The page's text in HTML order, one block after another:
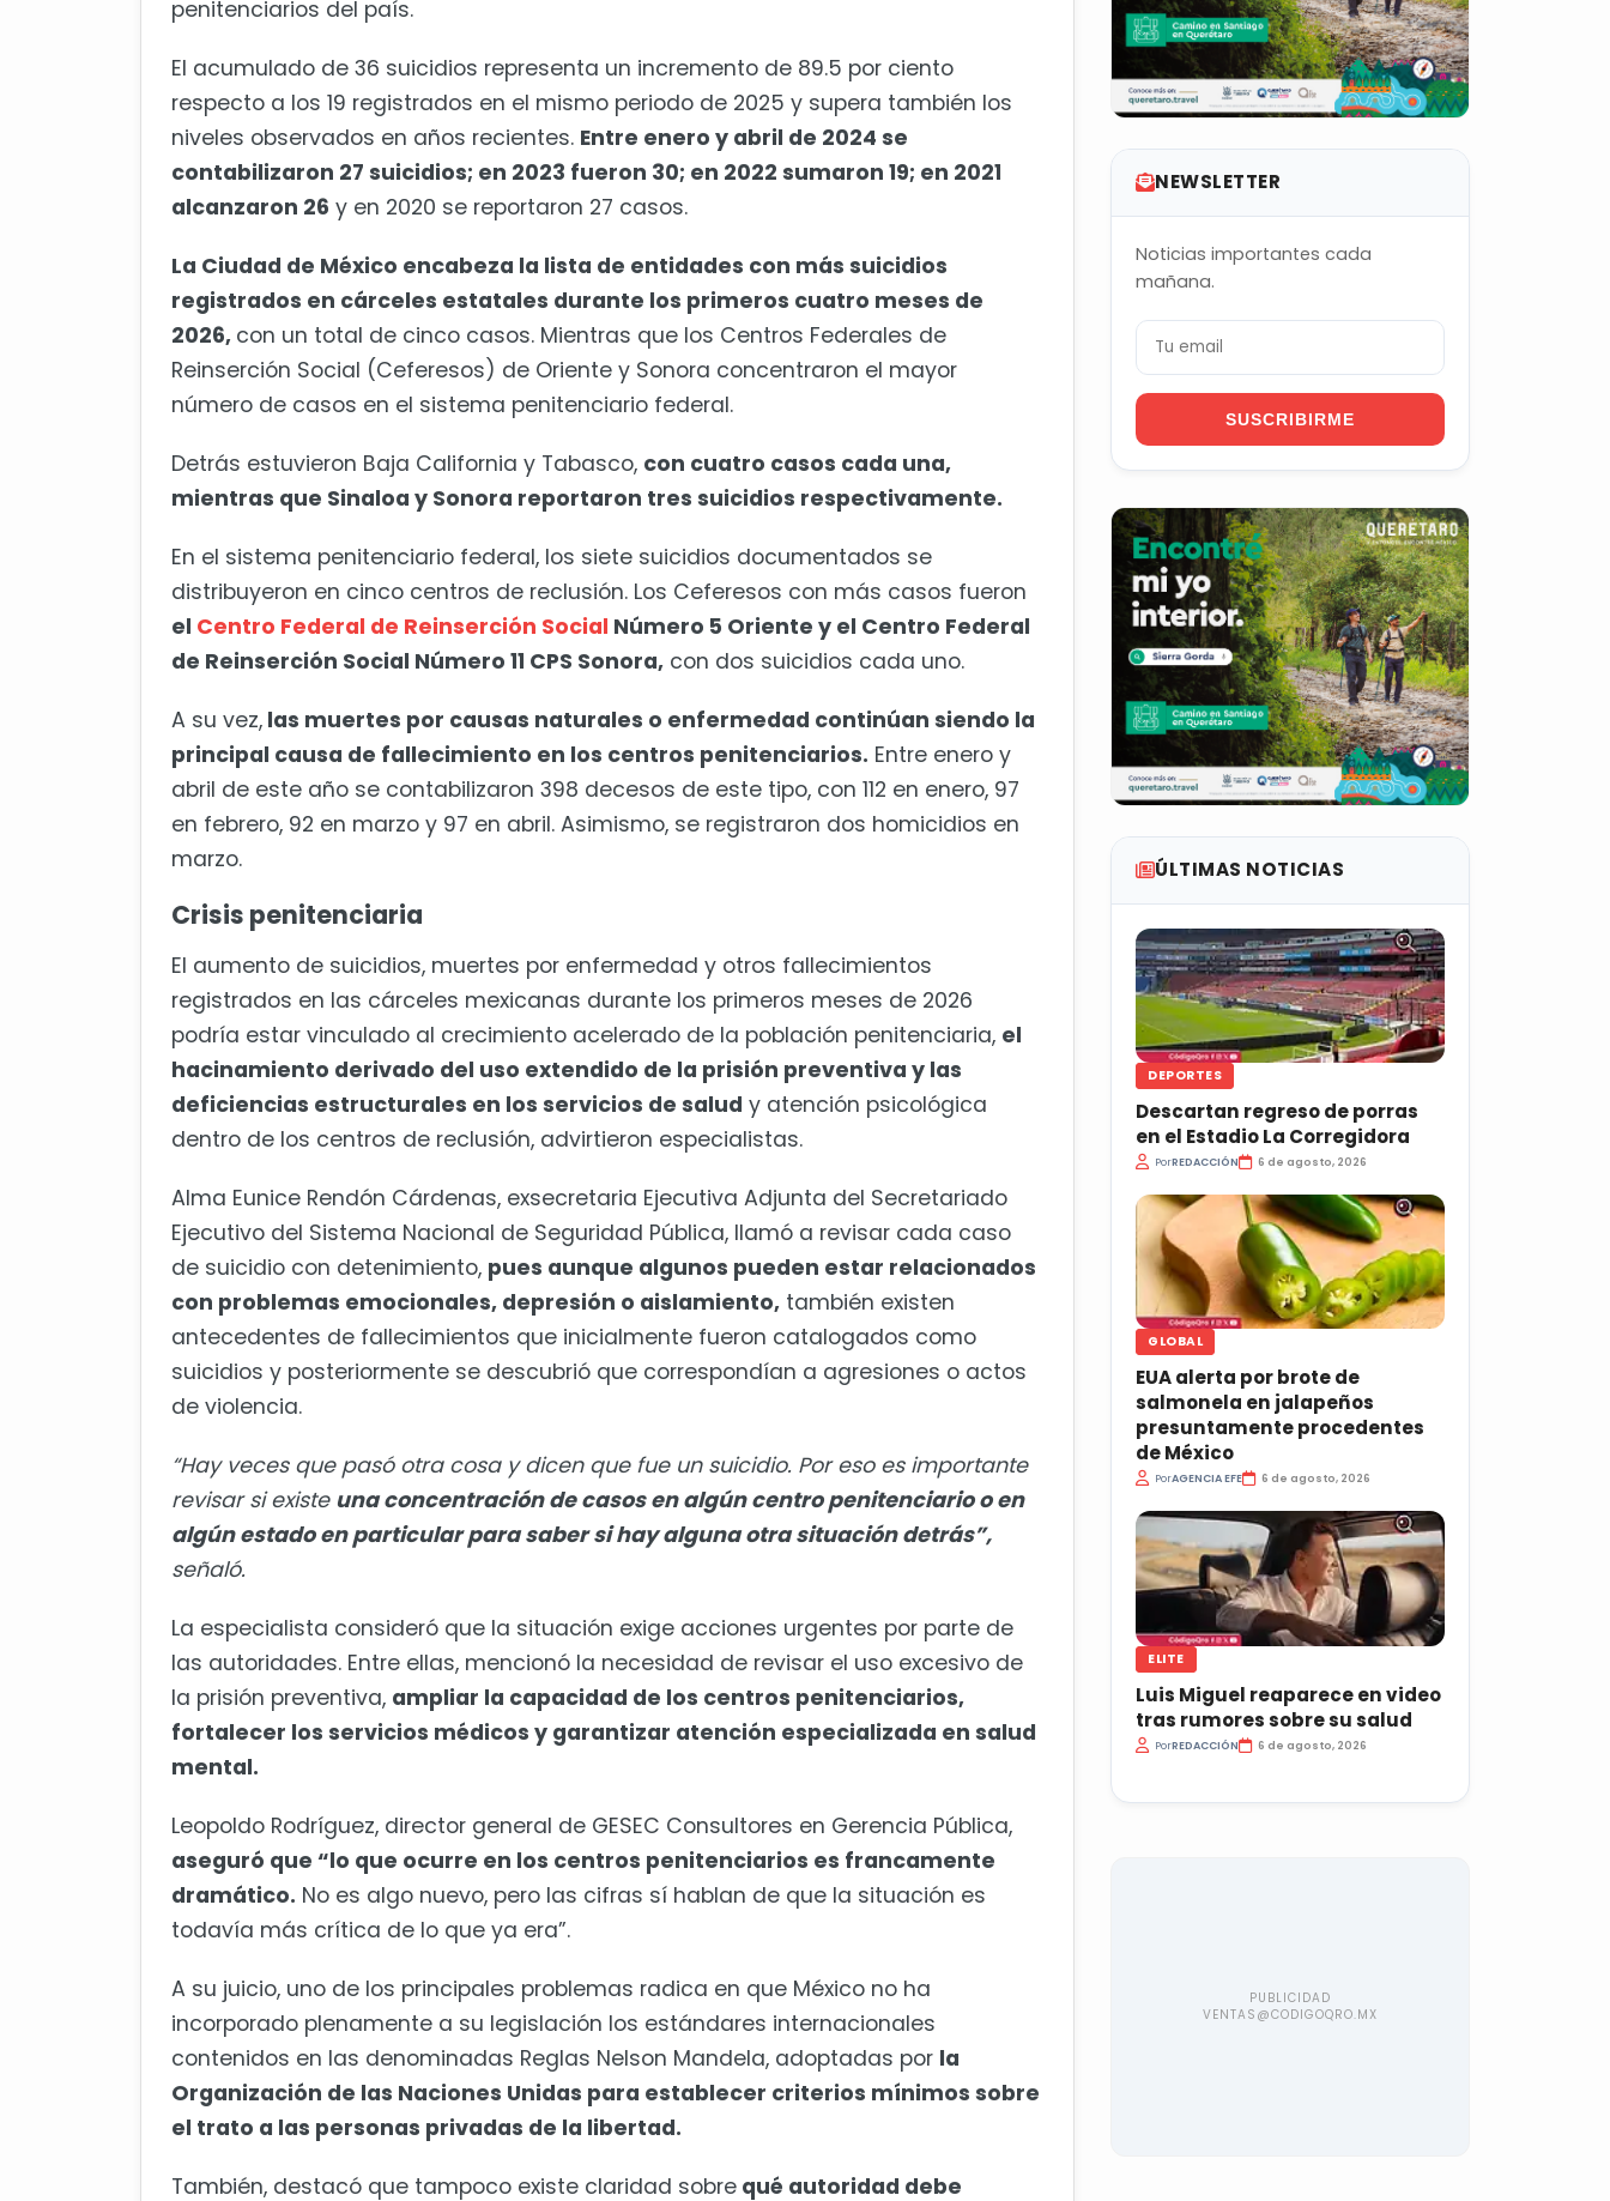
penitenciarios del país.
El acumulado de 36 suicidios representa un incremento de 89.5 por ciento
respecto a los 19 registrados en el mismo periodo de 2025 y supera también los
niveles observados en años recientes. Entre enero y abril de 2024 se
contabilizaron 27 suicidios; en 2023 fueron 30; en 2022 sumaron 19; en 2021
alcanzaron 26 y en 2020 se reportaron 27 casos.
La Ciudad de México encabeza la lista de entidades con más suicidios
registrados en cárceles estatales durante los primeros cuatro meses de
2026, con un total de cinco casos. Mientras que los Centros Federales de
Reinserción Social (Ceferesos) de Oriente y Sonora concentraron el mayor
número de casos en el sistema penitenciario federal.
Detrás estuvieron Baja California y Tabasco, con cuatro casos cada una,
mientras que Sinaloa y Sonora reportaron tres suicidios respectivamente.
En el sistema penitenciario federal, los siete suicidios documentados se
distribuyeron en cinco centros de reclusión. Los Ceferesos con más casos fueron
el Centro Federal de Reinserción Social Número 5 Oriente y el Centro Federal
de Reinserción Social Número 11 CPS Sonora, con dos suicidios cada uno.
A su vez, las muertes por causas naturales o enfermedad continúan siendo la
principal causa de fallecimiento en los centros penitenciarios. Entre enero y
abril de este año se contabilizaron 398 decesos de este tipo, con 112 en enero, 97
en febrero, 92 en marzo y 97 en abril. Asimismo, se registraron dos homicidios en
marzo.
Crisis penitenciaria
El aumento de suicidios, muertes por enfermedad y otros fallecimientos
registrados en las cárceles mexicanas durante los primeros meses de 2026
podría estar vinculado al crecimiento acelerado de la población penitenciaria, el
hacinamiento derivado del uso extendido de la prisión preventiva y las
deficiencias estructurales en los servicios de salud y atención psicológica
dentro de los centros de reclusión, advirtieron especialistas.
Alma Eunice Rendón Cárdenas, exsecretaria Ejecutiva Adjunta del Secretariado
Ejecutivo del Sistema Nacional de Seguridad Pública, llamó a revisar cada caso
de suicidio con detenimiento, pues aunque algunos pueden estar relacionados
con problemas emocionales, depresión o aislamiento, también existen
antecedentes de fallecimientos que inicialmente fueron catalogados como
suicidios y posteriormente se descubrió que correspondían a agresiones o actos
de violencia.
“Hay veces que pasó otra cosa y dicen que fue un suicidio. Por eso es importante
revisar si existe una concentración de casos en algún centro penitenciario o en
algún estado en particular para saber si hay alguna otra situación detrás”,
señaló.
La especialista consideró que la situación exige acciones urgentes por parte de
las autoridades. Entre ellas, mencionó la necesidad de revisar el uso excesivo de
la prisión preventiva, ampliar la capacidad de los centros penitenciarios,
fortalecer los servicios médicos y garantizar atención especializada en salud
mental.
Leopoldo Rodríguez, director general de GESEC Consultores en Gerencia Pública,
aseguró que “lo que ocurre en los centros penitenciarios es francamente
dramático. No es algo nuevo, pero las cifras sí hablan de que la situación es
todavía más crítica de lo que ya era”.
A su juicio, uno de los principales problemas radica en que México no ha
incorporado plenamente a su legislación los estándares internacionales
contenidos en las denominadas Reglas Nelson Mandela, adoptadas por la
Organización de las Naciones Unidas para establecer criterios mínimos sobre
el trato a las personas privadas de la libertad.
También, destacó que tampoco existe claridad sobre qué autoridad debe
NEWSLETTER
Noticias importantes cada
mañana.
SUSCRIBIRME
ÚLTIMAS NOTICIAS
DEPORTES
Descartan regreso de porras
en el Estadio La Corregidora
PorREDACCIÓN 6 de agosto, 2026
GLOBAL
EUA alerta por brote de
salmonela en jalapeños
presuntamente procedentes
de México
PorAGENCIA EFE 6 de agosto, 2026
ELITE
Luis Miguel reaparece en video
tras rumores sobre su salud
PorREDACCIÓN 6 de agosto, 2026